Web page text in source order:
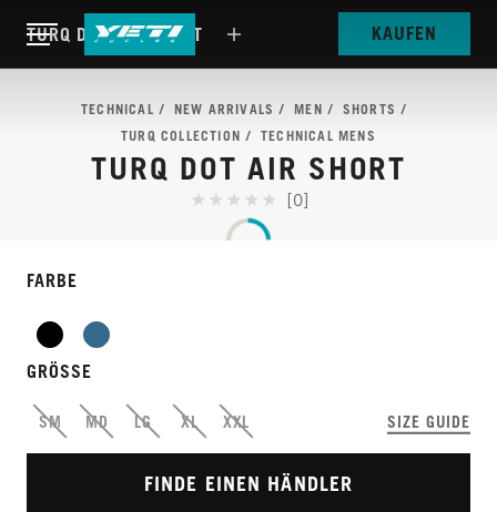
TURQ IST EIN
SYNONYM FÜR DAS
BESTE.
TURQ DOT AIR SHORT KAUFEN
TECHNICAL NEW ARRIVALS MEN
SHORTS
TURQ COLLECTION
TECHNICAL MENS
TURQ DOT AIR SHORT
[0]
FARBE
GRÖSSE
SM MD LG XL XXL SIZE GUIDE
FINDE EINEN HÄNDLER